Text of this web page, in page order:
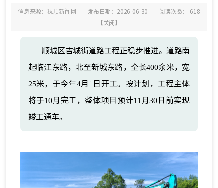
信息来源：抚顺新闻网 发布日期：2026-06-30 阅读次数： 618
【关闭】
顺城区吉城街道路工程正稳步推进。道路南
起临江东路，北至新城东路，全长400余米，宽
25米，于今年4月1日开工。按计划，工程主体
将于10月完工，整体项目预计11月30日前实现
竣工通车。